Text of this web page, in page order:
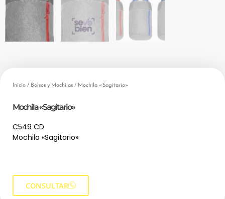
Inicio / Bolsos y Mochilas / Mochila «Sagitario»
Mochila «Sagitario»
C549 CD
Mochila «Sagitario»
CONSULTAR